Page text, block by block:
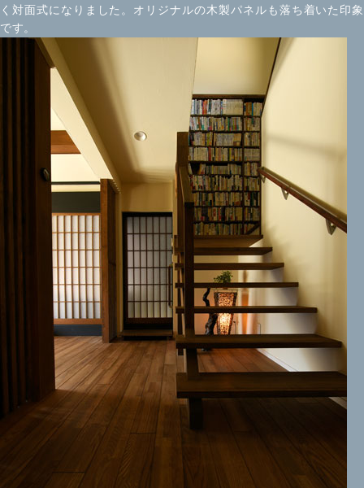
く対面式になりました。オリジナルの木製パネルも落ち着いた印象
です。